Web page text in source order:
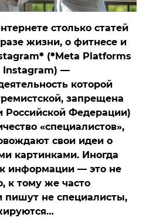
столько статей
жизни, о фитнесе и
* (*Meta Platforms
Instagram) —
которой
запрещена
Российской Федерации)
«специалистов»,
свои идеи о
картинками. Иногда
информации — это не
к тому же часто
пишут не специалисты,